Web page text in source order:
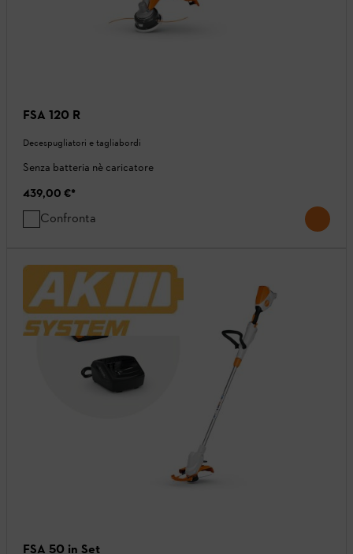
FSA 120 R
Decespugliatori e tagliabordi
Senza batteria nè caricatore
439,00 €*
Confronta
FSA 50 in Set